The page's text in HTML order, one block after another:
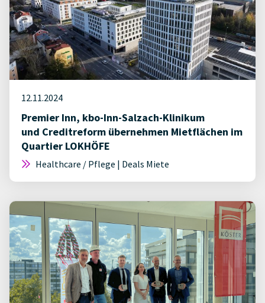
12.11.2024
Premier Inn, kbo-Inn-Salzach-Klinikum
und Creditreform übernehmen Mietflächen im
Quartier LOKHÖFE
Healthcare / Pflege | Deals Miete